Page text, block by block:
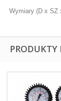
Wymiary (D x SZ